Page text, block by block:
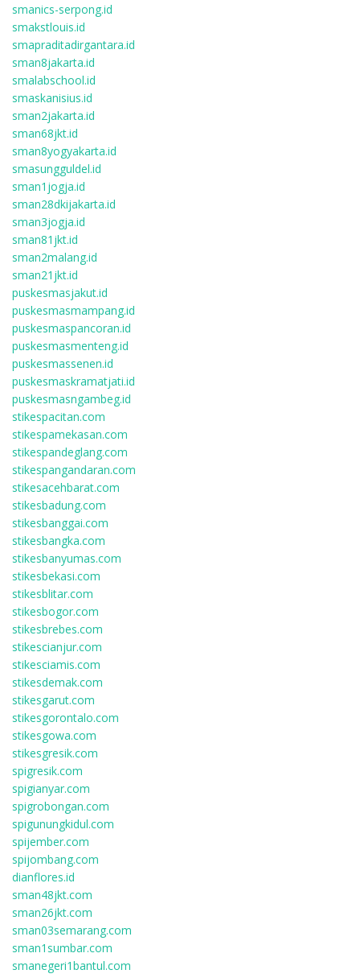
smanics-serpong.id
smakstlouis.id
smapraditadirgantara.id
sman8jakarta.id
smalabschool.id
smaskanisius.id
sman2jakarta.id
sman68jkt.id
sman8yogyakarta.id
smasungguldel.id
sman1jogja.id
sman28dkijakarta.id
sman3jogja.id
sman81jkt.id
sman2malang.id
sman21jkt.id
puskesmasjakut.id
puskesmasmampang.id
puskesmaspancoran.id
puskesmasmenteng.id
puskesmassenen.id
puskesmaskramatjati.id
puskesmasngambeg.id
stikespacitan.com
stikespamekasan.com
stikespandeglang.com
stikespangandaran.com
stikesacehbarat.com
stikesbadung.com
stikesbanggai.com
stikesbangka.com
stikesbanyumas.com
stikesbekasi.com
stikesblitar.com
stikesbogor.com
stikesbrebes.com
stikescianjur.com
stikesciamis.com
stikesdemak.com
stikesgarut.com
stikesgorontalo.com
stikesgowa.com
stikesgresik.com
spigresik.com
spigianyar.com
spigrobongan.com
spigunungkidul.com
spijember.com
spijombang.com
dianflores.id
sman48jkt.com
sman26jkt.com
sman03semarang.com
sman1sumbar.com
smanegeri1bantul.com